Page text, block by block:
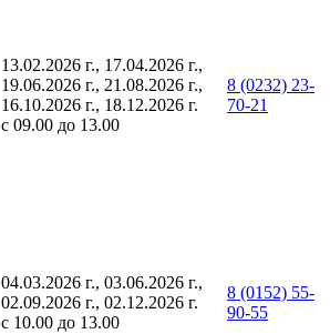
13.02.2026 г., 17.04.2026 г.,
19.06.2026 г., 21.08.2026 г.,
16.10.2026 г., 18.12.2026 г.
с 09.00 до 13.00
8 (0232) 23-
70-21
04.03.2026 г., 03.06.2026 г.,
02.09.2026 г., 02.12.2026 г.
с 10.00 до 13.00
8 (0152) 55-
90-55